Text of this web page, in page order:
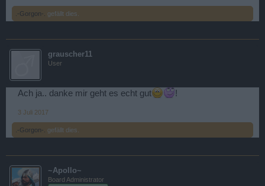
.-Gorgon-. gefällt dies.
grauscher11
User
Ach ja.. danke mir geht es echt gut !
3 Juli 2017
.-Gorgon-. gefällt dies.
~Apollo~
Board Administrator